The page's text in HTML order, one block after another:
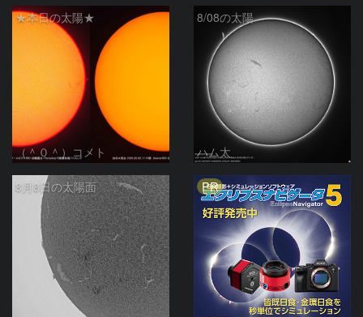
★本日の太陽★
（＾０＾）コメト
8/08の太陽
ハム太
8月8日の太陽面 PR